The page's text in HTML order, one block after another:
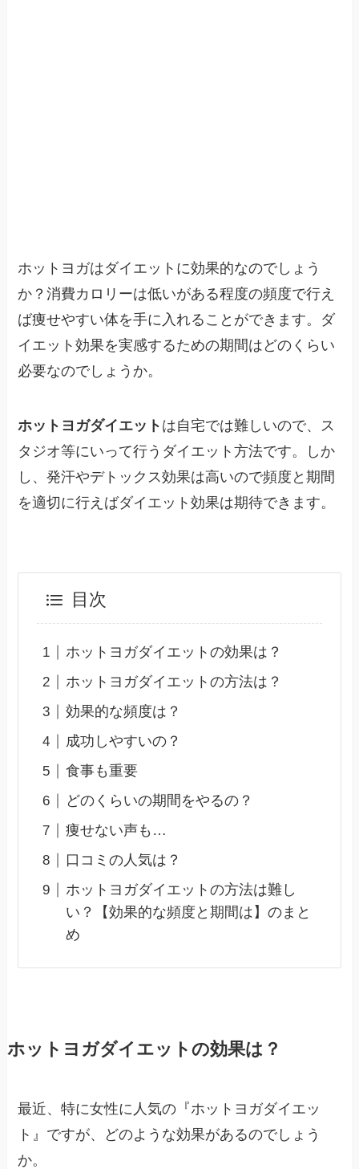
ホットヨガはダイエットに効果的なのでしょう
か？消費カロリーは低いがある程度の頻度で行え
ば痩せやすい体を手に入れることができます。ダ
イエット効果を実感するための期間はどのくらい
必要なのでしょうか。
ホットヨガダイエット は自宅では難しいので、ス
タジオ等にいって行うダイエット方法です。しか
し、発汗やデトックス効果は高いので頻度と期間
を適切に行えばダイエット効果は期待できます。
目次
ホットヨガダイエットの効果は？
ホットヨガダイエットの方法は？
効果的な頻度は？
成功しやすいの？
食事も重要
どのくらいの期間をやるの？
痩せない声も…
口コミの人気は？
ホットヨガダイエットの方法は難し
い？【効果的な頻度と期間は】のまと
め
ホットヨガダイエットの効果は？
最近、特に女性に人気の『ホットヨガダイエッ
ト』ですが、どのような効果があるのでしょう
か。